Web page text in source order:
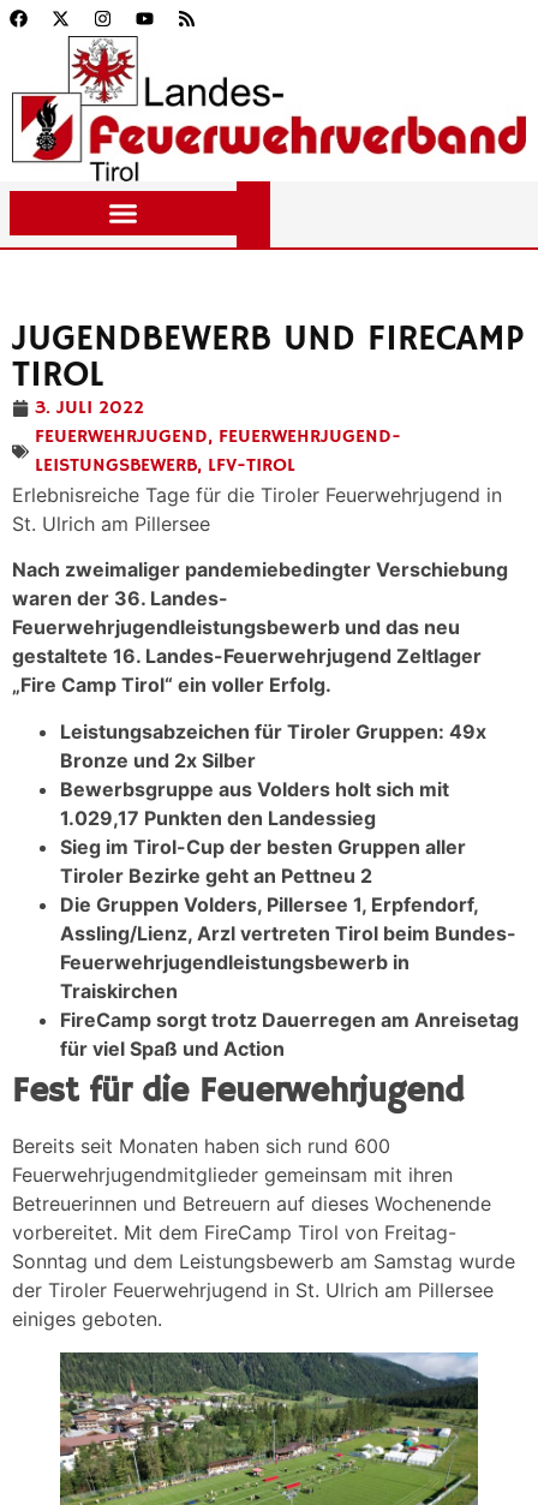
JUGENDBEWERB UND FIRECAMP
TIROL
3. JULI 2022
FEUERWEHRJUGEND, FEUERWEHRJUGEND-
LEISTUNGSBEWERB, LFV-TIROL
Erlebnisreiche Tage für die Tiroler Feuerwehrjugend in
St. Ulrich am Pillersee
Nach zweimaliger pandemiebedingter Verschiebung
waren der 36. Landes-
Feuerwehrjugendleistungsbewerb und das neu
gestaltete 16. Landes-Feuerwehrjugend Zeltlager
„Fire Camp Tirol“ ein voller Erfolg.
Leistungsabzeichen für Tiroler Gruppen: 49x
Bronze und 2x Silber
Bewerbsgruppe aus Volders holt sich mit
1.029,17 Punkten den Landessieg
Sieg im Tirol-Cup der besten Gruppen aller
Tiroler Bezirke geht an Pettneu 2
Die Gruppen Volders, Pillersee 1, Erpfendorf,
Assling/Lienz, Arzl vertreten Tirol beim Bundes-
Feuerwehrjugendleistungsbewerb in
Traiskirchen
FireCamp sorgt trotz Dauerregen am Anreisetag
für viel Spaß und Action
Fest für die Feuerwehrjugend
Bereits seit Monaten haben sich rund 600
Feuerwehrjugendmitglieder gemeinsam mit ihren
Betreuerinnen und Betreuern auf dieses Wochenende
vorbereitet. Mit dem FireCamp Tirol von Freitag-
Sonntag und dem Leistungsbewerb am Samstag wurde
der Tiroler Feuerwehrjugend in St. Ulrich am Pillersee
einiges geboten.